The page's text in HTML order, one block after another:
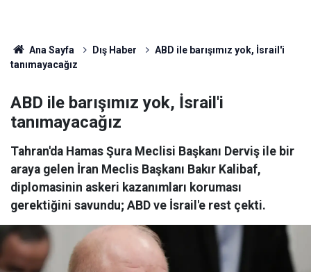
Ana Sayfa Dış Haber
ABD ile barışımız yok, İsrail'i
tanımayacağız
ABD ile barışımız yok, İsrail'i
tanımayacağız
Tahran'da Hamas Şura Meclisi Başkanı Derviş ile bir
araya gelen İran Meclis Başkanı Bakır Kalibaf,
diplomasinin askeri kazanımları koruması
gerektiğini savundu; ABD ve İsrail'e rest çekti.